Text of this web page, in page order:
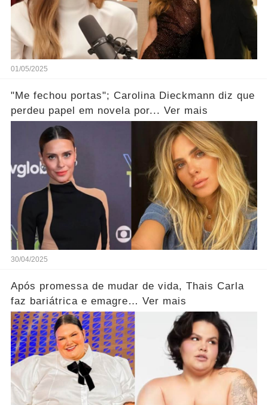
01/05/2025
"Me fechou portas"; Carolina Dieckmann diz que
perdeu papel em novela por... Ver mais
30/04/2025
Após promessa de mudar de vida, Thais Carla
faz bariátrica e emagre… Ver mais